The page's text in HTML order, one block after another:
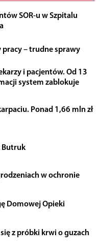
SOR-u w Szpitalu
– trudne sprawy
i pacjentów. Od 13
system zablokuje
Ponad 1,66 mln zł
Butruk
w ochronie
Domowej Opieki
z próbki krwi o guzach